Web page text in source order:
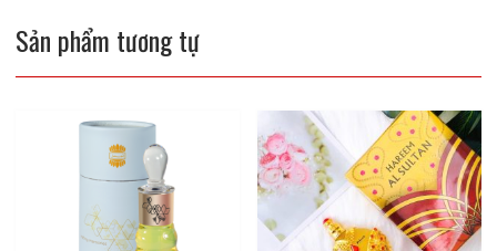
Sản phẩm tương tự